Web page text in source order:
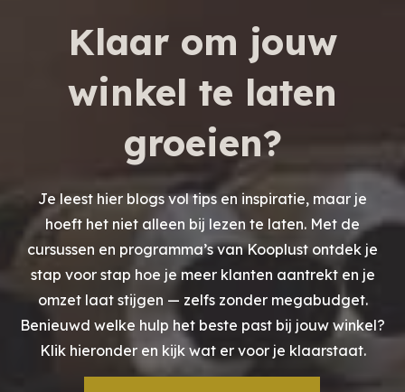
Klaar om jouw
winkel te laten
groeien?
Je leest hier blogs vol tips en inspiratie, maar je
hoeft het niet alleen bij lezen te laten. Met de
cursussen en programma’s van Kooplust ontdek je
stap voor stap hoe je meer klanten aantrekt en je
omzet laat stijgen — zelfs zonder megabudget.
Benieuwd welke hulp het beste past bij jouw winkel?
Klik hieronder en kijk wat er voor je klaarstaat.